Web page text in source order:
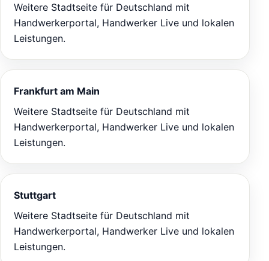
Weitere Stadtseite für Deutschland mit
Handwerkerportal, Handwerker Live und lokalen
Leistungen.
Frankfurt am Main
Weitere Stadtseite für Deutschland mit
Handwerkerportal, Handwerker Live und lokalen
Leistungen.
Stuttgart
Weitere Stadtseite für Deutschland mit
Handwerkerportal, Handwerker Live und lokalen
Leistungen.